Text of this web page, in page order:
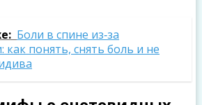
Боли в спине из‑за
как понять, снять боль и не